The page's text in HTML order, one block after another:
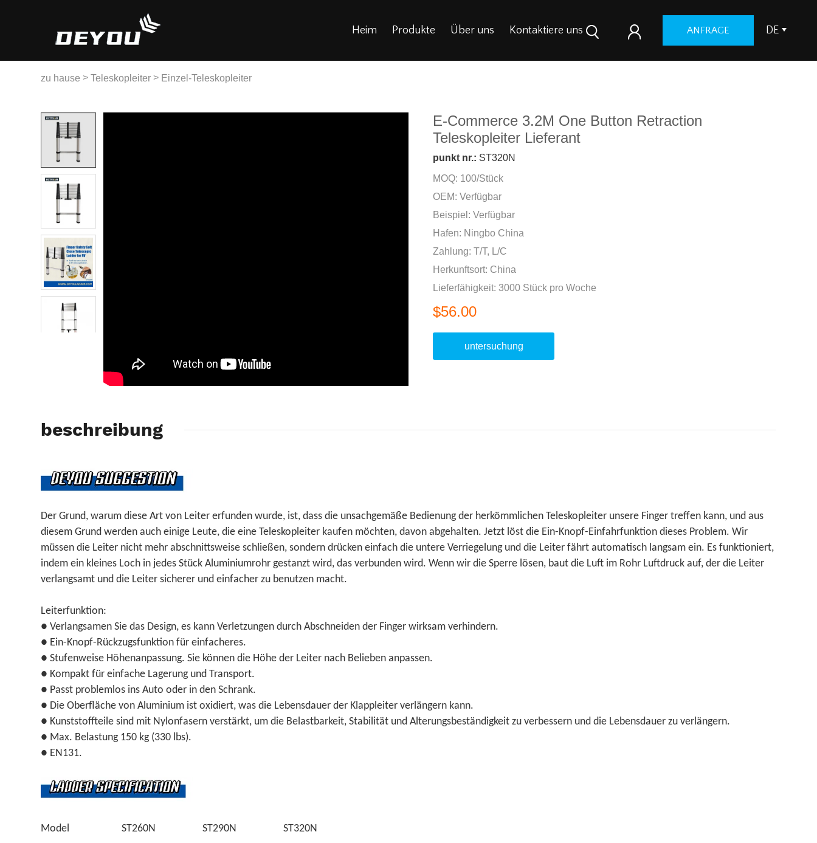
Heim Produkte Über uns Kontaktiere uns ANFRAGE DE
zu hause >Teleskopleiter > Einzel-Teleskopleiter
E-Commerce 3.2M One Button Retraction
Teleskopleiter Lieferant
punkt nr.: ST320N
MOQ: 100/Stück
OEM: Verfügbar
Beispiel: Verfügbar
Hafen: Ningbo China
Zahlung: T/T, L/C
Herkunftsort: China
Lieferfähigkeit: 3000 Stück pro Woche
$56.00
untersuchung
beschreibung
Der Grund, warum diese Art von Leiter erfunden wurde, ist, dass die unsachgemäße Bedienung der herkömmlichen Teleskopleiter unsere Finger treffen kann, und aus
diesem Grund werden auch einige Leute, die eine Teleskopleiter kaufen möchten, davon abgehalten. Jetzt löst die Ein-Knopf-Einfahrfunktion dieses Problem. Wir
müssen die Leiter nicht mehr abschnittsweise schließen, sondern drücken einfach die untere Verriegelung und die Leiter fährt automatisch langsam ein. Es funktioniert,
indem ein kleines Loch in jedes Stück Aluminiumrohr gestanzt wird, das verbunden wird. Wenn wir die Sperre lösen, baut die Luft im Rohr Luftdruck auf, der die Leiter
verlangsamt und die Leiter sicherer und einfacher zu benutzen macht.
Leiterfunktion:
● Verlangsamen Sie das Design, es kann Verletzungen durch Abschneiden der Finger wirksam verhindern.
● Ein-Knopf-Rückzugsfunktion für einfacheres.
● Stufenweise Höhenanpassung. Sie können die Höhe der Leiter nach Belieben anpassen.
● Kompakt für einfache Lagerung und Transport.
● Passt problemlos ins Auto oder in den Schrank.
● Die Oberfläche von Aluminium ist oxidiert, was die Lebensdauer der Klappleiter verlängern kann.
● Kunststoffteile sind mit Nylonfasern verstärkt, um die Belastbarkeit, Stabilität und Alterungsbeständigkeit zu verbessern und die Lebensdauer zu verlängern.
● Max. Belastung 150 kg (330 lbs).
● EN131.
Model ST260N ST290N ST320N